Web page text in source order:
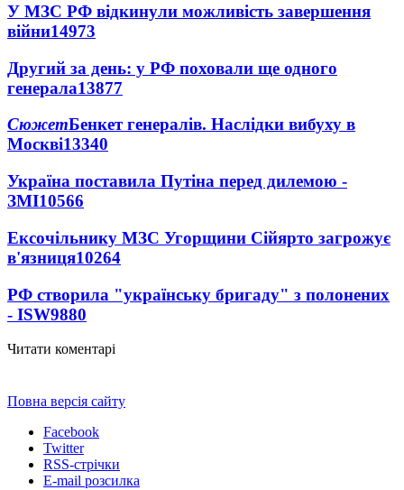
У МЗС РФ відкинули можливість завершення
війни14973
Другий за день: у РФ поховали ще одного
генерала13877
СюжетБенкет генералів. Наслідки вибуху в
Москві13340
Україна поставила Путіна перед дилемою -
ЗМІ10566
Ексочільнику МЗС Угорщини Сійярто загрожує
в'язниця10264
РФ створила "українську бригаду" з полонених
- ISW9880
Читати коментарі
Повна версія сайту
Facebook
Twitter
RSS-стрічки
E-mail розсилка